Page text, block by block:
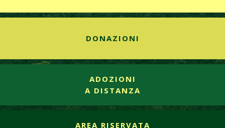
DONAZIONI
ADOZIONI
A DISTANZA
AREA RISERVATA